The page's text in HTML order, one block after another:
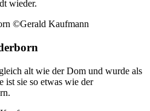
wieder.
alt wie der Dom und wurde als
ist sie so etwas wie der